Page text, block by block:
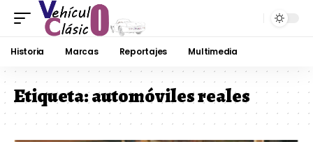
Historia Marcas Reportajes Multimedia
Etiqueta:automóviles reales